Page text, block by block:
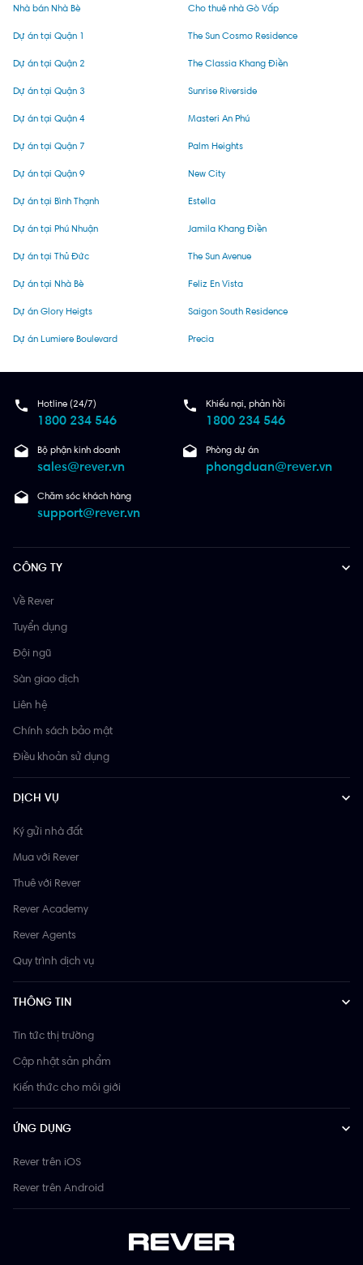
Nhà bán Nhà Bè Cho thuê nhà Gò Vấp
Dự án tại Quận 1
Dự án tại Quận 2
Dự án tại Quận 3
Dự án tại Quận 4
Dự án tại Quận 7
Dự án tại Quận 9
Dự án tại Bình Thạnh
Dự án tại Phú Nhuận
Dự án tại Thủ Đức
Dự án tại Nhà Bè
Dự án Glory Heigts
Dự án Lumiere Boulevard
The Sun Cosmo Residence
The Classia Khang Điền
Sunrise Riverside
Masteri An Phú
Palm Heights
New City
Estella
Jamila Khang Điền
The Sun Avenue
Feliz En Vista
Saigon South Residence
Precia
Hotline (24/7)
1800 234 546
Khiếu nại, phản hồi
1800 234 546
Bộ phận kinh doanh
sales@rever.vn
Phòng dự án
phongduan@rever.vn
Chăm sóc khách hàng
support@rever.vn
CÔNG TY
Về Rever
Tuyển dụng
Đội ngũ
Sàn giao dịch
Liên hệ
Chính sách bảo mật
Điều khoản sử dụng
DỊCH VỤ
Ký gửi nhà đất
Mua với Rever
Thuê với Rever
Rever Academy
Rever Agents
Quy trình dịch vụ
THÔNG TIN
Tin tức thị trường
Cập nhật sản phẩm
Kiến thức cho môi giới
ỨNG DỤNG
Rever trên iOS
Rever trên Android